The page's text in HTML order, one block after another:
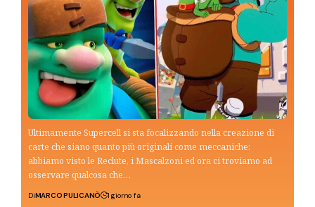
Ultimamente Supercell si sta focalizzando nella creazione di
carte che siano quanto più originali come meccaniche:
abbiamo visto le Reclute, i Mascalzoni ed ora ci troviamo ad
osservare qualcosa che…
DiMARCO PULICANÒ 1 giorno fa